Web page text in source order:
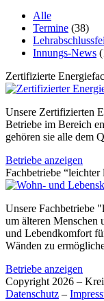
Alle
Termine (38)
Innungs-News
Zertifizierte
Unsere Zertifizierten
Betriebe im Bereich
gehören sie alle dem
Betriebe anzeigen
Fachbetriebe “leichter
Unsere Fachbetriebe
um älteren Menschen
und Lebendkomfort
Wänden zu
Betriebe anzeigen
Copyright 2026 –
Datenschutz –